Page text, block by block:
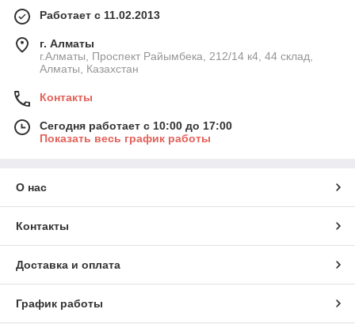
Работает с 11.02.2013
г. Алматы
г.Алматы, Проспект Райымбека, 212/14 к4, 44 склад,
Алматы, Казахстан
Контакты
Сегодня работает с 10:00 до 17:00
Показать весь график работы
О нас
Контакты
Доставка и оплата
График работы